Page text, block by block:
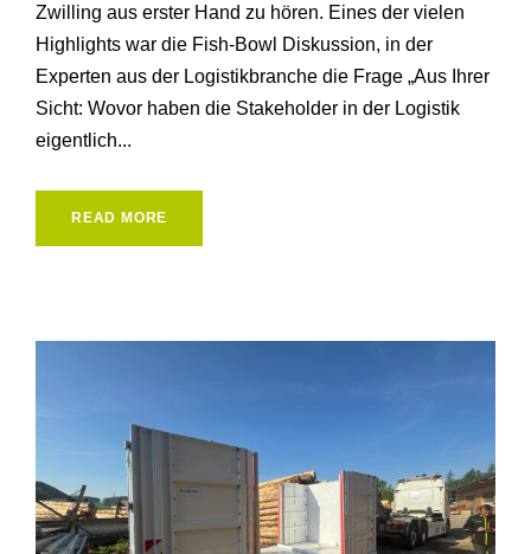
Zwilling aus erster Hand zu hören. Eines der vielen
Highlights war die Fish-Bowl Diskussion, in der
Experten aus der Logistikbranche die Frage „Aus Ihrer
Sicht: Wovor haben die Stakeholder in der Logistik
eigentlich...
READ MORE